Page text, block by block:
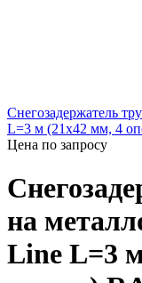
Снегозадержатель
L=3 м (21х42 мм, 4
Цена по запросу
на
Line L=3